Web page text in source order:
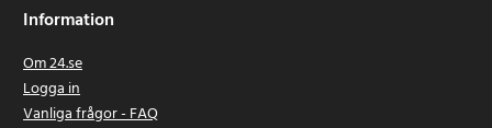
Information
Om 24.se
Logga in
Vanliga frågor - FAQ